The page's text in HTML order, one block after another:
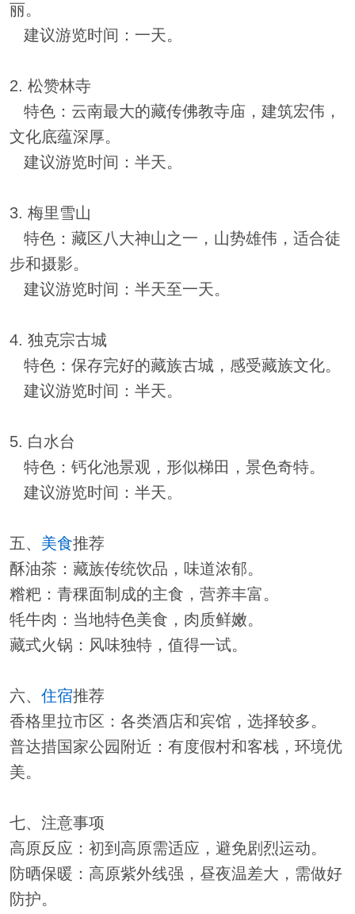
丽。
建议游览时间：一天。
2. 松赞林寺
特色：云南最大的藏传佛教寺庙，建筑宏伟，
文化底蕴深厚。
建议游览时间：半天。
3. 梅里雪山
特色：藏区八大神山之一，山势雄伟，适合徒
步和摄影。
建议游览时间：半天至一天。
4. 独克宗古城
特色：保存完好的藏族古城，感受藏族文化。
建议游览时间：半天。
5. 白水台
特色：钙化池景观，形似梯田，景色奇特。
建议游览时间：半天。
五、 美食推荐
酥油茶：藏族传统饮品，味道浓郁。
糌粑：青稞面制成的主食，营养丰富。
牦牛肉：当地特色美食，肉质鲜嫩。
藏式火锅：风味独特，值得一试。
六、 住宿推荐
香格里拉市区：各类酒店和宾馆，选择较多。
普达措国家公园附近：有度假村和客栈，环境优
美。
七、注意事项
高原反应：初到高原需适应，避免剧烈运动。
防晒保暖：高原紫外线强，昼夜温差大，需做好
防护。